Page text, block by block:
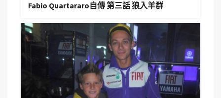
Fabio Quartararo自傳 第三話 狼入羊群